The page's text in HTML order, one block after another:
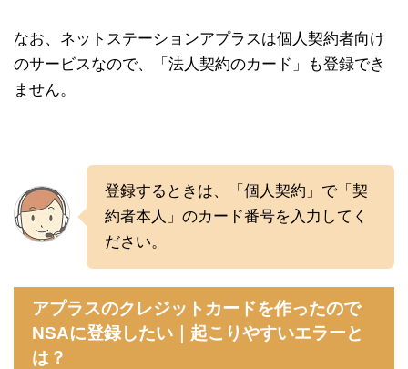
なお、ネットステーションアプラスは個人契約者向け
のサービスなので、「法人契約のカード」も登録でき
ません。
登録するときは、「個人契約」で「契
約者本人」のカード番号を入力してく
ださい。
アプラスのクレジットカードを作ったので
NSAに登録したい｜起こりやすいエラーと
は？